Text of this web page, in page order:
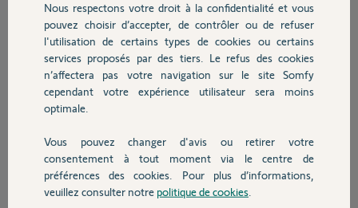
Chauffage
Autres produits
Devis avec un pro
Contact
Que dois-je faire pour ne plus avoir cette erreur sur Nina ?
Merci d'avance pour votre aide
Fabrice D.
il y a plus de 8 ans
Participer au fil de discussion
Réponses
Nous respectons votre droit à la confidentialité et vous
pouvez choisir d’accepter, de contrôler ou de refuser
l'utilisation de certains types de cookies ou certains
services proposés par des tiers. Le refus des cookies
n’affectera pas votre navigation sur le site Somfy
cependant votre expérience utilisateur sera moins
optimale.
Vous pouvez changer d'avis ou retirer votre
consentement à tout moment via le centre de
préférences des cookies. Pour plus d’informations,
veuillez consulter notre politique de cookies